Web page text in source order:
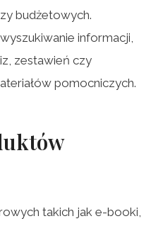
budżetowych.
informacji,
zestawień czy
pomocniczych.
takich jak e-booki,